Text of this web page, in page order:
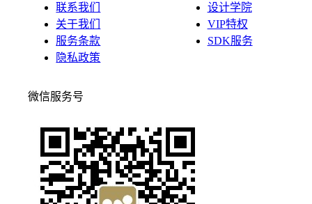
联系我们
关于我们
服务条款
隐私政策
设计学院
VIP特权
SDK服务
微信服务号